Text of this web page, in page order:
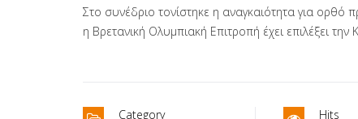
Στο συνέδριο τονίστηκε η αναγκαιότητα για ορθό
η Βρετανική Ολυμπιακή Επιτροπή έχει επιλέξει
Category Hits